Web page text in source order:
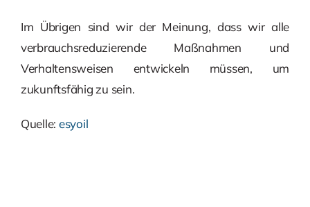
Im Übrigen sind wir der Meinung, dass wir alle
verbrauchsreduzierende Maßnahmen und
Verhaltensweisen entwickeln müssen, um
zukunftsfähig zu sein.
Quelle: esyoil